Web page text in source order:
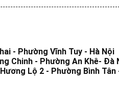
- Phường Vĩnh Tuy - Hà Nội
Chinh - Phường An Khê- Đà
Lộ 2 - Phường Bình Tân